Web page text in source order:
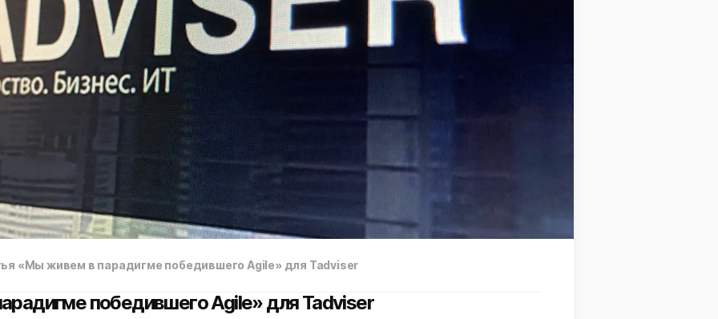
«Мы живем в парадигме победившего Agile» для Tadviser
победившего Agile» для Tadviser